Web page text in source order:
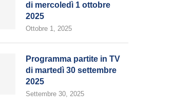
di mercoledì 1 ottobre
2025
Ottobre 1, 2025
Programma partite in TV
di martedì 30 settembre
2025
Settembre 30, 2025